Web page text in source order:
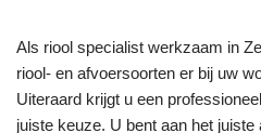
Als riool specialist werkzaam in
riool- en afvoersoorten er bij uw
Uiteraard krijgt u een
juiste keuze. U bent aan het juiste